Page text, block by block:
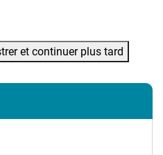
et continuer plus tard